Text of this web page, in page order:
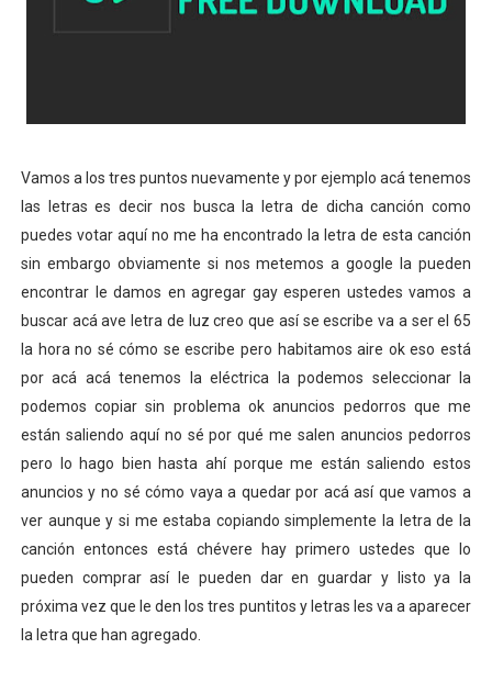
Vamos a los tres puntos nuevamente y por ejemplo acá tenemos
las letras es decir nos busca la letra de dicha canción como
puedes votar aquí no me ha encontrado la letra de esta canción
sin embargo obviamente si nos metemos a google la pueden
encontrar le damos en agregar gay esperen ustedes vamos a
buscar acá ave letra de luz creo que así se escribe va a ser el 65
la hora no sé cómo se escribe pero habitamos aire ok eso está
por acá acá tenemos la eléctrica la podemos seleccionar la
podemos copiar sin problema ok anuncios pedorros que me
están saliendo aquí no sé por qué me salen anuncios pedorros
pero lo hago bien hasta ahí porque me están saliendo estos
anuncios y no sé cómo vaya a quedar por acá así que vamos a
ver aunque y si me estaba copiando simplemente la letra de la
canción entonces está chévere hay primero ustedes que lo
pueden comprar así le pueden dar en guardar y listo ya la
próxima vez que le den los tres puntitos y letras les va a aparecer
la letra que han agregado.